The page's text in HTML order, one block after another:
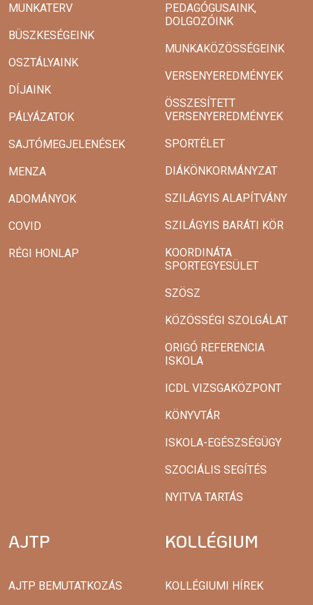
MUNKATERV
BÜSZKESÉGEINK
OSZTÁLYAINK
DÍJAINK
PÁLYÁZATOK
SAJTÓMEGJELENÉSEK
MENZA
ADOMÁNYOK
COVID
RÉGI HONLAP
PEDAGÓGUSAINK,
DOLGOZÓINK
MUNKAKÖZÖSSÉGEINK
VERSENYEREDMÉNYEK
ÖSSZESÍTETT
VERSENYEREDMÉNYEK
SPORTÉLET
DIÁKÖNKORMÁNYZAT
SZILÁGYIS ALAPÍTVÁNY
SZILÁGYIS BARÁTI KÖR
KOORDINÁTA
SPORTEGYESÜLET
SZÖSZ
KÖZÖSSÉGI SZOLGÁLAT
ORIGÓ REFERENCIA
ISKOLA
ICDL VIZSGAKÖZPONT
KÖNYVTÁR
ISKOLA-EGÉSZSÉGÜGY
SZOCIÁLIS SEGÍTÉS
NYITVA TARTÁS
AJTP
AJTP BEMUTATKOZÁS
KOLLÉGIUM
KOLLÉGIUMI HÍREK